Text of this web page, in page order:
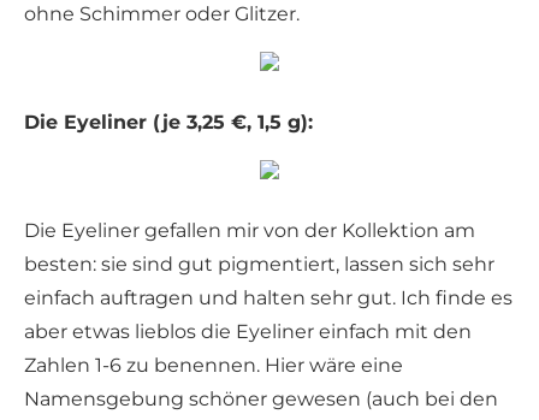
ohne Schimmer oder Glitzer.
Die Eyeliner (je 3,25 €, 1,5 g):
Die Eyeliner gefallen mir von der Kollektion am
besten: sie sind gut pigmentiert, lassen sich sehr
einfach auftragen und halten sehr gut. Ich finde es
aber etwas lieblos die Eyeliner einfach mit den
Zahlen 1-6 zu benennen. Hier wäre eine
Namensgebung schöner gewesen (auch bei den